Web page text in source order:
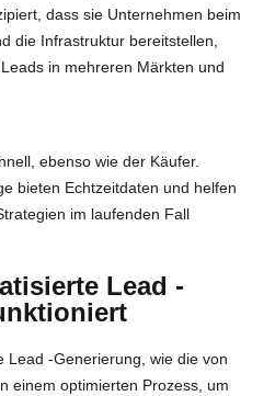
dass sie Unternehmen beim
die Infrastruktur bereitstellen,
in mehreren Märkten und
ebenso wie der Käufer.
bieten Echtzeitdaten und helfen
im laufenden Fall
Lead -
Lead -Generierung, wie die von
einem optimierten Prozess, um